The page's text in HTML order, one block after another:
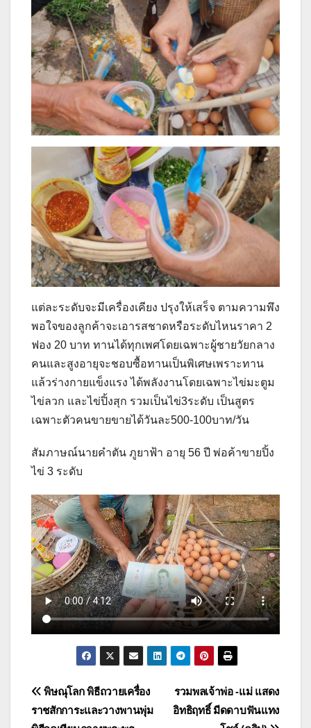
แต่ละระดับจะมีเครื่องเคียง ปรุงให้เสร็จ ตามความพึง
พอใจของลูกค้าจะเอารสชาดหรือระดับไหนราคา 2
ฟอง 20 บาท ทานได้ทุกเพศโดยเฉพาะผู้ชายวัยกลาง
คนและสูงอายุจะชอบซื้อทานเป็นพิเศษเพราะทาน
แล้วร่างกายแข็งแรง ได้พลังงานโดยเฉพาะไข่มะตูม
ไข่ลวก และไข่ปิ้งสุก รวมเป็นไข่3ระดับ เป็นสูตร
เฉพาะตัวคนขายขายได้วันละ500-100บาท/วัน
สัมภาษณ์นายคำตัน ภูยาฟ้า อายุ 56 ปี พ่อค้าขายปิ้ง
ไข่ 3 ระดับ
แนะแนว
รวมพลเจ้าพ่อ -แม่ แสดง
อิทธิฤทธิ์ มีดดาบฟันแทง
พิษณุโลก พิธีถวายเครื่อง
ราชสักการะและวางพานพุ่ม